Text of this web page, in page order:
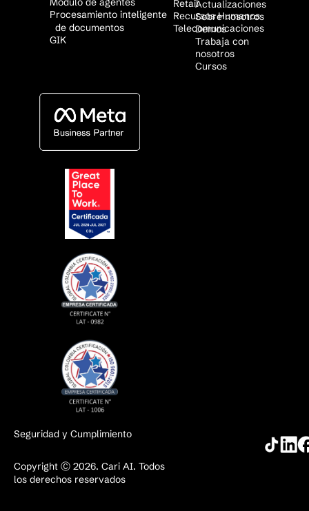
Procesamiento inteligente
de documentos
GIK
Retail
Recursos Humanos
Telecomunicaciones
Actualizaciones
Sobre nosotros
Demos
Trabaja con
nosotros
Cursos
Seguridad y Cumplimiento
Copyright Ⓒ 2026. Cari AI. Todos
los derechos reservados